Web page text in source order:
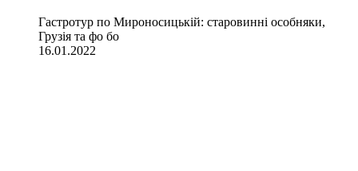
Гастротур по Мироносицькій: старовинні особняки,
Грузія та фо бо
16.01.2022